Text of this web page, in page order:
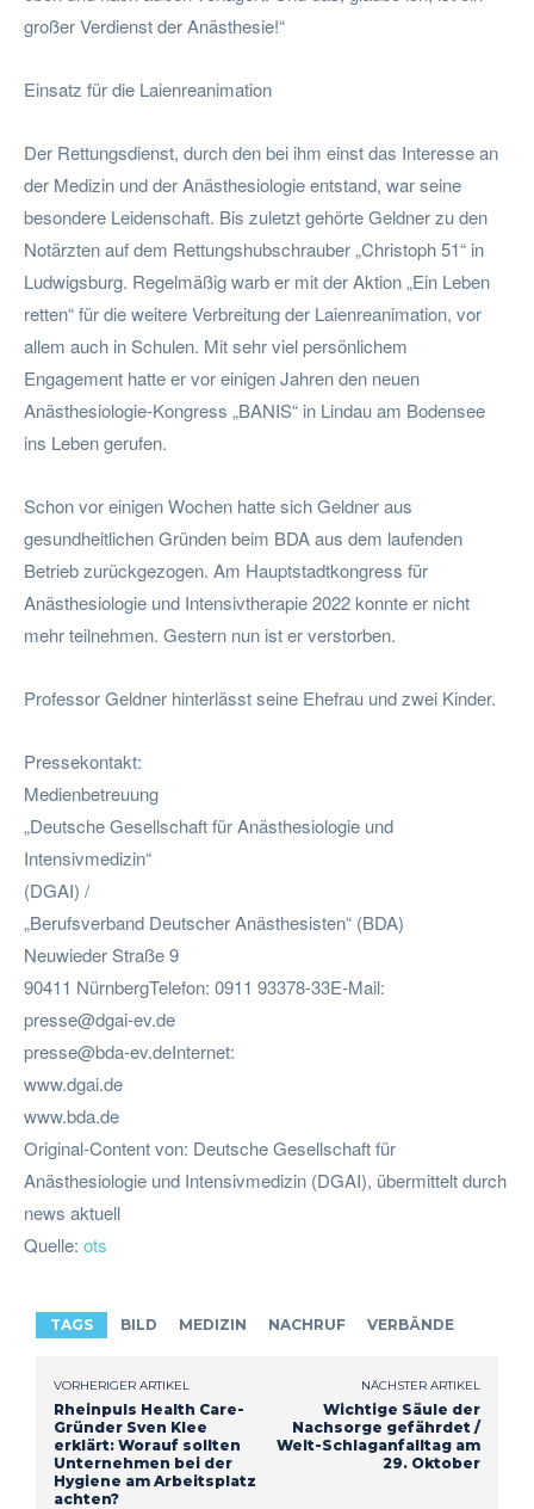
großer Verdienst der Anästhesie!“
Einsatz für die Laienreanimation
Der Rettungsdienst, durch den bei ihm einst das Interesse an
der Medizin und der Anästhesiologie entstand, war seine
besondere Leidenschaft. Bis zuletzt gehörte Geldner zu den
Notärzten auf dem Rettungshubschrauber „Christoph 51“ in
Ludwigsburg. Regelmäßig warb er mit der Aktion „Ein Leben
retten“ für die weitere Verbreitung der Laienreanimation, vor
allem auch in Schulen. Mit sehr viel persönlichem
Engagement hatte er vor einigen Jahren den neuen
Anästhesiologie-Kongress „BANIS“ in Lindau am Bodensee
ins Leben gerufen.
Schon vor einigen Wochen hatte sich Geldner aus
gesundheitlichen Gründen beim BDA aus dem laufenden
Betrieb zurückgezogen. Am Hauptstadtkongress für
Anästhesiologie und Intensivtherapie 2022 konnte er nicht
mehr teilnehmen. Gestern nun ist er verstorben.
Professor Geldner hinterlässt seine Ehefrau und zwei Kinder.
Pressekontakt:
Medienbetreuung
„Deutsche Gesellschaft für Anästhesiologie und
Intensivmedizin“
(DGAI) /
„Berufsverband Deutscher Anästhesisten“ (BDA)
Neuwieder Straße 9
90411 NürnbergTelefon: 0911 93378-33E-Mail:
presse@dgai-ev.de
presse@bda-ev.deInternet:
www.dgai.de
www.bda.de
Original-Content von: Deutsche Gesellschaft für
Anästhesiologie und Intensivmedizin (DGAI), übermittelt durch
news aktuell
Quelle: ots
TAGS BILD MEDIZIN NACHRUF VERBÄNDE
VORHERIGER ARTIKEL
Rheinpuls Health Care-
Gründer Sven Klee
erklärt: Worauf sollten
Unternehmen bei der
Hygiene am Arbeitsplatz
achten?
NÄCHSTER ARTIKEL
Wichtige Säule der
Nachsorge gefährdet /
Welt-Schlaganfalltag am
29. Oktober